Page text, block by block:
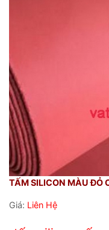
TẤM SILICON MÀU ĐỎ
Giá: Liên Hệ